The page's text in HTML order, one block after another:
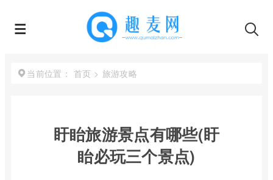
当前位置： 首页 > 旅游攻略
盱眙旅游景点有哪些(盱
眙必玩三个景点)